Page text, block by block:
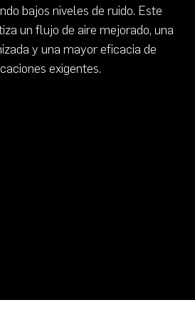
bajos niveles de ruido. Este
un flujo de aire mejorado, una
y una mayor eficacia de
exigentes.